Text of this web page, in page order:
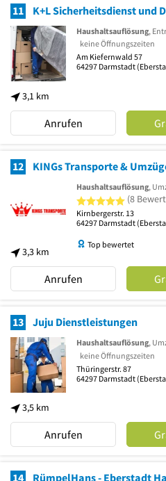
11 K+L Sicherheitsdienst und
3,1 km
Haushaltsauflösung,
keine Öffnungszeiten
Am Kiefernwald 57
64297 Darmstadt
Anrufen
12 KINGs Transporte &
3,3 km
Haushaltsauflösung,
5 von 5
(8
Kirnbergerstr. 13
64297 Darmstadt
Top bewertet
Anrufen
13 Juju Dienstleistungen
3,5 km
Haushaltsauflösung,
keine Öffnungszeiten
Thüringerstr. 87
64297 Darmstadt
Anrufen
14 RümpelHans - Eberstadt